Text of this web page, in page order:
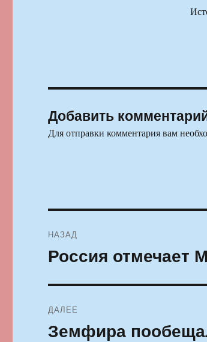
Добавить
Для отправки комментария вам
по
НАЗАД
Предыдущая
Россия отмечает
ДАЛЕЕ
Следующая
Земфира